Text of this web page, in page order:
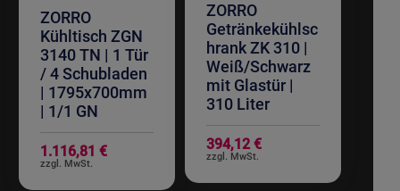
ZORRO
Kühltisch ZGN
3140 TN | 1 Tür
/ 4 Schubladen
| 1795x700mm
| 1/1 GN
1.116,81 €
ZORRO
Getränkekühlsc
hrank ZK 310 |
Weiß/Schwarz
mit Glastür |
310 Liter
394,12 €